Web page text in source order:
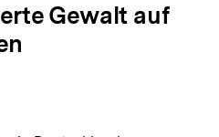
Gewalt auf